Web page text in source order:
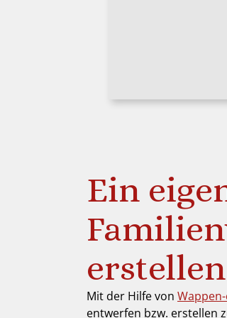
Ein
Mit der Hilfe von
entwerfen bzw. erstellen